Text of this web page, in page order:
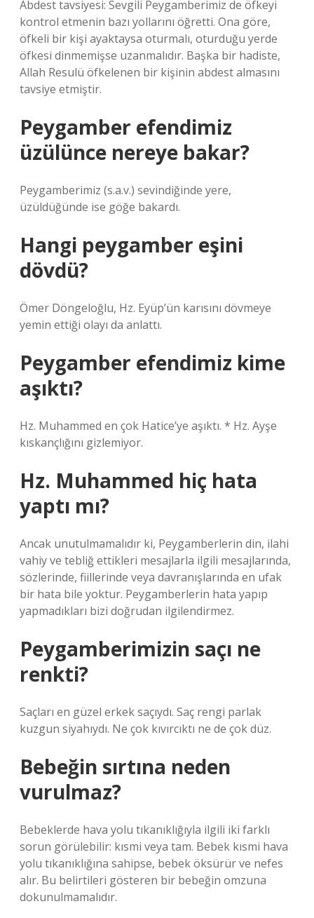
Abdest tavsiyesi: Sevgili Peygamberimiz de öfkeyi
kontrol etmenin bazı yollarını öğretti. Ona göre,
öfkeli bir kişi ayaktaysa oturmalı, oturduğu yerde
öfkesi dinmemişse uzanmalıdır. Başka bir hadiste,
Allah Resulü öfkelenen bir kişinin abdest almasını
tavsiye etmiştir.
Peygamber efendimiz
üzülünce nereye bakar?
Peygamberimiz (s.a.v.) sevindiğinde yere,
üzüldüğünde ise göğe bakardı.
Hangi peygamber eşini
dövdü?
Ömer Döngeloğlu, Hz. Eyüp’ün karısını dövmeye
yemin ettiği olayı da anlattı.
Peygamber efendimiz kime
aşıktı?
Hz. Muhammed en çok Hatice’ye aşıktı. * Hz. Ayşe
kıskançlığını gizlemiyor.
Hz. Muhammed hiç hata
yaptı mı?
Ancak unutulmamalıdır ki, Peygamberlerin din, ilahi
vahiy ve tebliğ ettikleri mesajlarla ilgili mesajlarında,
sözlerinde, fiillerinde veya davranışlarında en ufak
bir hata bile yoktur. Peygamberlerin hata yapıp
yapmadıkları bizi doğrudan ilgilendirmez.
Peygamberimizin saçı ne
renkti?
Saçları en güzel erkek saçıydı. Saç rengi parlak
kuzgun siyahıydı. Ne çok kıvırcıktı ne de çok düz.
Bebeğin sırtına neden
vurulmaz?
Bebeklerde hava yolu tıkanıklığıyla ilgili iki farklı
sorun görülebilir: kısmi veya tam. Bebek kısmi hava
yolu tıkanıklığına sahipse, bebek öksürür ve nefes
alır. Bu belirtileri gösteren bir bebeğin omzuna
dokunulmamalıdır.